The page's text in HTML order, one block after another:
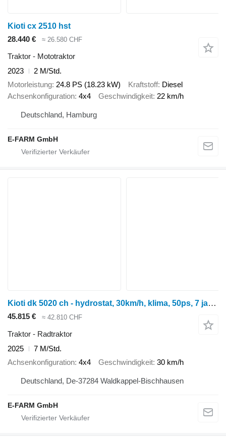
Kioti cx 2510 hst
28.440 €
≈ 26.580 CHF
Traktor - Mototraktor
2023
2 M/Std.
Motorleistung 24.8 PS (18.23 kW) Kraftstoff Diesel
Achsenkonfiguration 4x4 Geschwindigkeit 22 km/h
Deutschland, Hamburg
E-FARM GmbH
Kioti dk 5020 ch - hydrostat, 30km/h, klima, 50ps, 7 jahre garantie -
45.815 € ≈ 42.810 CHF
Traktor - Radtraktor
2025
7 M/Std.
Achsenkonfiguration 4x4 Geschwindigkeit 30 km/h
Deutschland, De-37284 Waldkappel-Bischhausen
E-FARM GmbH